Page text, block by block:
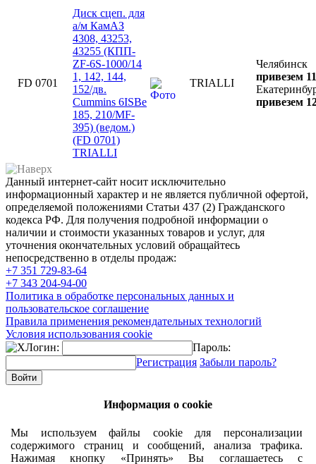
FD 0701
Диск сцеп. для
а/м КамАЗ
4308, 43253,
43255 (КПП-
ZF-6S-1000/14
1, 142, 144,
152/дв.
Cummins 6ISBe
185, 210/MF-
395) (ведом.)
(FD 0701)
TRIALLI
TRIALLI
Челябинск
привезем
привезем
Данный интернет-сайт носит исключительно
информационный характер и не является публичной офертой,
определяемой положениями Статьи 437 (2) Гражданского
кодекса РФ. Для получения подробной информации о
наличии и стоимости указанных товаров и услуг, для
уточнения окончательных условий обращайтесь
непосредственно в отделы продаж:
+7 351 729-83-64
+7 343 204-94-00
Политика в обработке персональных данных и
пользовательское соглашение
Правила применения рекомендательных технологий
Условия использования cookie
Логин:
Пароль:
Регистрация Забыли пароль?
Информация о cookie
Мы используем файлы cookie для персонализации
содержимого страниц и сообщений, анализа трафика.
Нажимая кнопку «Принять» Вы соглашаетесь с